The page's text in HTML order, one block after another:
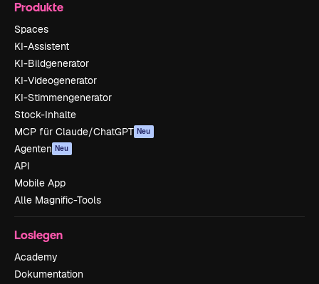
Produkte
Spaces
KI-Assistent
KI-Bildgenerator
KI-Videogenerator
KI-Stimmengenerator
Stock-Inhalte
MCP für Claude/ChatGPT Neu
Agenten Neu
API
Mobile App
Alle Magnific-Tools
Loslegen
Academy
Dokumentation